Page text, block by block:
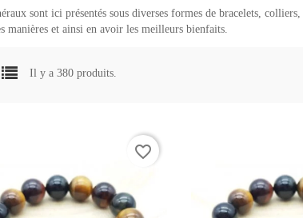
sont ici présentés sous diverses formes de bracelets,
manières et ainsi en avoir les meilleurs bienfaits.
Il y a 380 produits.
favorite_border